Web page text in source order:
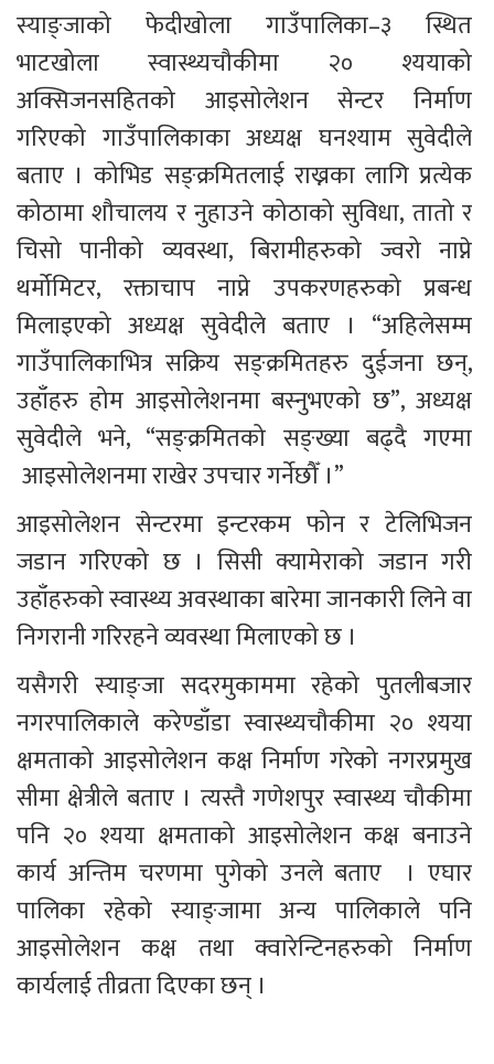
स्याङ्जाको फेदीखोला गाउँपालिका–३ स्थित
भाटखोला स्वास्थ्यचौकीमा २० श्ययाको
अक्सिजनसहितको आइसोलेशन सेन्टर निर्माण
गरिएको गाउँपालिकाका अध्यक्ष घनश्याम सुवेदीले
बताए । कोभिड सङ्क्रमितलाई राख्नका लागि प्रत्येक
कोठामा शौचालय र नुहाउने कोठाको सुविधा, तातो र
चिसो पानीको व्यवस्था, बिरामीहरुको ज्वरो नाप्ने
थर्मोमिटर, रक्ताचाप नाप्ने उपकरणहरुको प्रबन्ध
मिलाइएको अध्यक्ष सुवेदीले बताए । “अहिलेसम्म
गाउँपालिकाभित्र सक्रिय सङ्क्रमितहरु दुईजना छन्,
उहाँहरु होम आइसोलेशनमा बस्नुभएको छ”, अध्यक्ष
सुवेदीले भने, “सङ्क्रमितको सङ्ख्या बढ्दै गएमा
आइसोलेशनमा राखेर उपचार गर्नेछौँ ।”
आइसोलेशन सेन्टरमा इन्टरकम फोन र टेलिभिजन
जडान गरिएको छ । सिसी क्यामेराको जडान गरी
उहाँहरुको स्वास्थ्य अवस्थाका बारेमा जानकारी लिने वा
निगरानी गरिरहने व्यवस्था मिलाएको छ ।
यसैगरी स्याङ्जा सदरमुकाममा रहेको पुतलीबजार
नगरपालिकाले करेण्डाँडा स्वास्थ्यचौकीमा २० श्यया
क्षमताको आइसोलेशन कक्ष निर्माण गरेको नगरप्रमुख
सीमा क्षेत्रीले बताए । त्यस्तै गणेशपुर स्वास्थ्य चौकीमा
पनि २० श्यया क्षमताको आइसोलेशन कक्ष बनाउने
कार्य अन्तिम चरणमा पुगेको उनले बताए  । एघार
पालिका रहेको स्याङ्जामा अन्य पालिकाले पनि
आइसोलेशन कक्ष तथा क्वारेन्टिनहरुको निर्माण
कार्यलाई तीव्रता दिएका छन् ।